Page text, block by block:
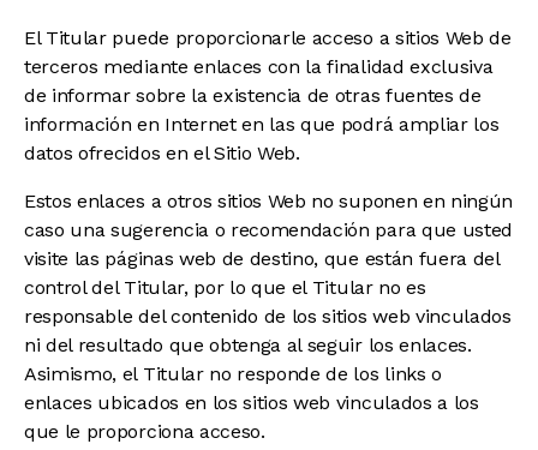
El Titular puede proporcionarle acceso a sitios Web de
terceros mediante enlaces con la finalidad exclusiva
de informar sobre la existencia de otras fuentes de
información en Internet en las que podrá ampliar los
datos ofrecidos en el Sitio Web.
Estos enlaces a otros sitios Web no suponen en ningún
caso una sugerencia o recomendación para que usted
visite las páginas web de destino, que están fuera del
control del Titular, por lo que el Titular no es
responsable del contenido de los sitios web vinculados
ni del resultado que obtenga al seguir los enlaces.
Asimismo, el Titular no responde de los links o
enlaces ubicados en los sitios web vinculados a los
que le proporciona acceso.